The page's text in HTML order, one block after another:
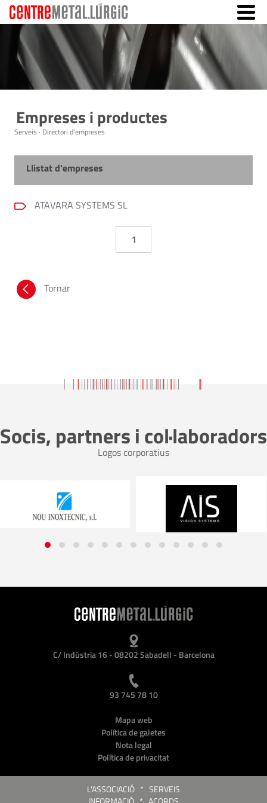
Empreses i productes
Serveis · Directori d'empreses
Llistat d'empreses
ATAVARA SYSTEMS SL
1
Tornar
Socis, partners i col·laboradors
Logos corporatius
C/ Indústria 16 - 08202 Sabadell - Barcelona
93 745 78 10
Mapa web
Política de galetes
Nota legal
Política de privacitat
L'ASSOCIACIÓ * SERVEIS